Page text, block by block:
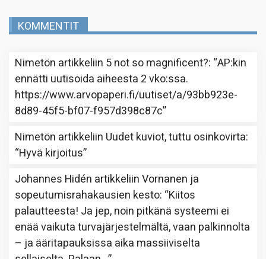
KOMMENTIT
Nimetön artikkeliin 5 not so magnificent?: “AP:kin
ennätti uutisoida aiheesta 2 vko:ssa.
https://www.arvopaperi.fi/uutiset/a/93bb923e-
8d89-45f5-bf07-f957d398c87c”
Nimetön artikkeliin Uudet kuviot, tuttu osinkovirta:
“Hyvä kirjoitus”
Johannes Hidén artikkeliinVornanen ja
sopeutumisrahakausien kesto: “Kiitos
palautteesta! Ja jep, noin pitkänä systeemi ei
enää vaikuta turvajärjestelmältä, vaan palkinnolta
– ja ääritapauksissa aika massiiviselta